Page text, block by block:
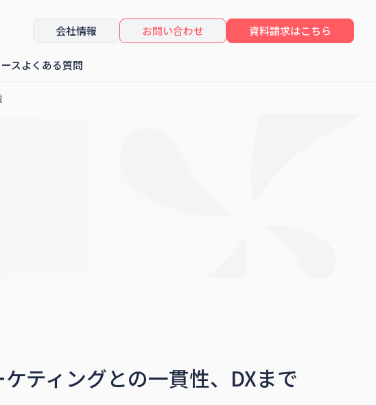
会社情報 お問い合わせ 資料請求はこちら
スよくある質問
ティングとの一貫性、DXまで